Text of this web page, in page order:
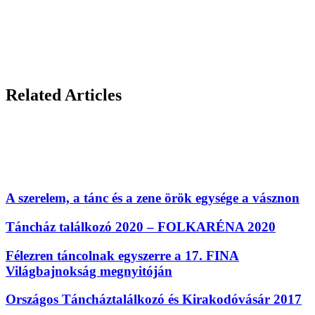
Related Articles
A szerelem, a tánc és a zene örök egysége a vásznon
Táncház találkozó 2020 – FOLKARÉNA 2020
Félezren táncolnak egyszerre a 17. FINA
Világbajnokság megnyitóján
Országos Táncháztalálkozó és Kirakodóvásár 2017